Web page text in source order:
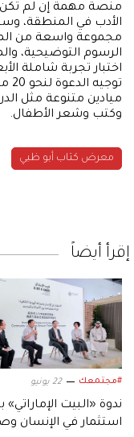
منصة مهمة إن لم تكن
الأدب في المنطقة،
مجموعة واسعة من
الرسوم التوضيحية،
اختبار تجربة شاملة
ميادين متنوعة مثل
وكتب وشعر الأطفال.
معرض كتاب أبو ظبي
إقرأ أيضاً
#مجتمعك 22 يونيو
ندوة «البيت الإماراتي»
استثمار في الإنسان